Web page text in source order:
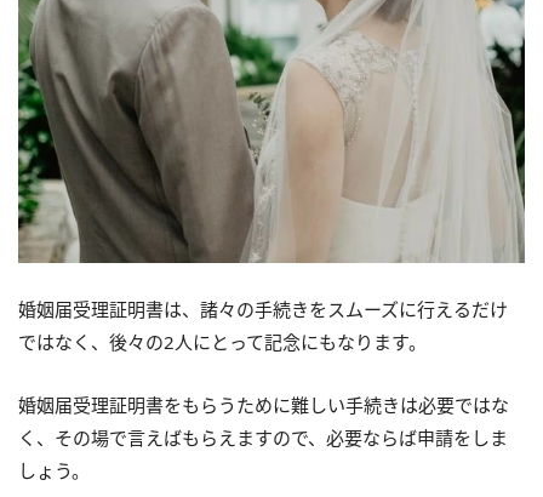
婚姻届受理証明書は、諸々の手続きをスムーズに行えるだけ
ではなく、後々の2人にとって記念にもなります。
婚姻届受理証明書をもらうために難しい手続きは必要ではな
く、その場で言えばもらえますので、必要ならば申請をしま
しょう。